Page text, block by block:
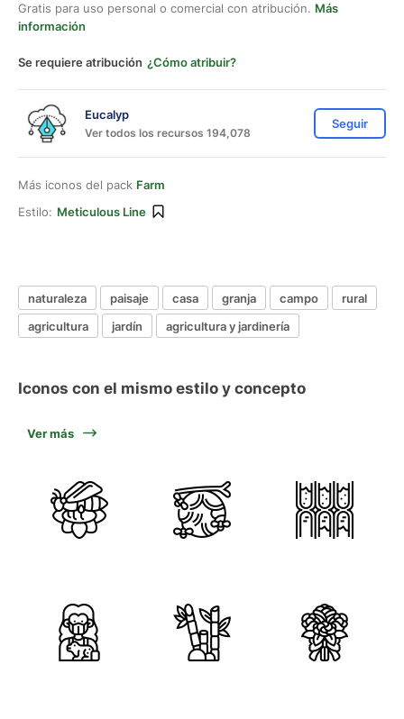
Gratis para uso personal o comercial con atribución. Más
información
Se requiere atribución ¿Cómo atribuir?
Eucalyp
Ver todos los recursos 194,078
Seguir
Más iconos del pack Farm
Estilo: Meticulous Line
naturaleza paisaje casa granja campo
rural
agricultura
jardín agricultura y jardinería
Iconos con el mismo estilo y concepto
Ver más